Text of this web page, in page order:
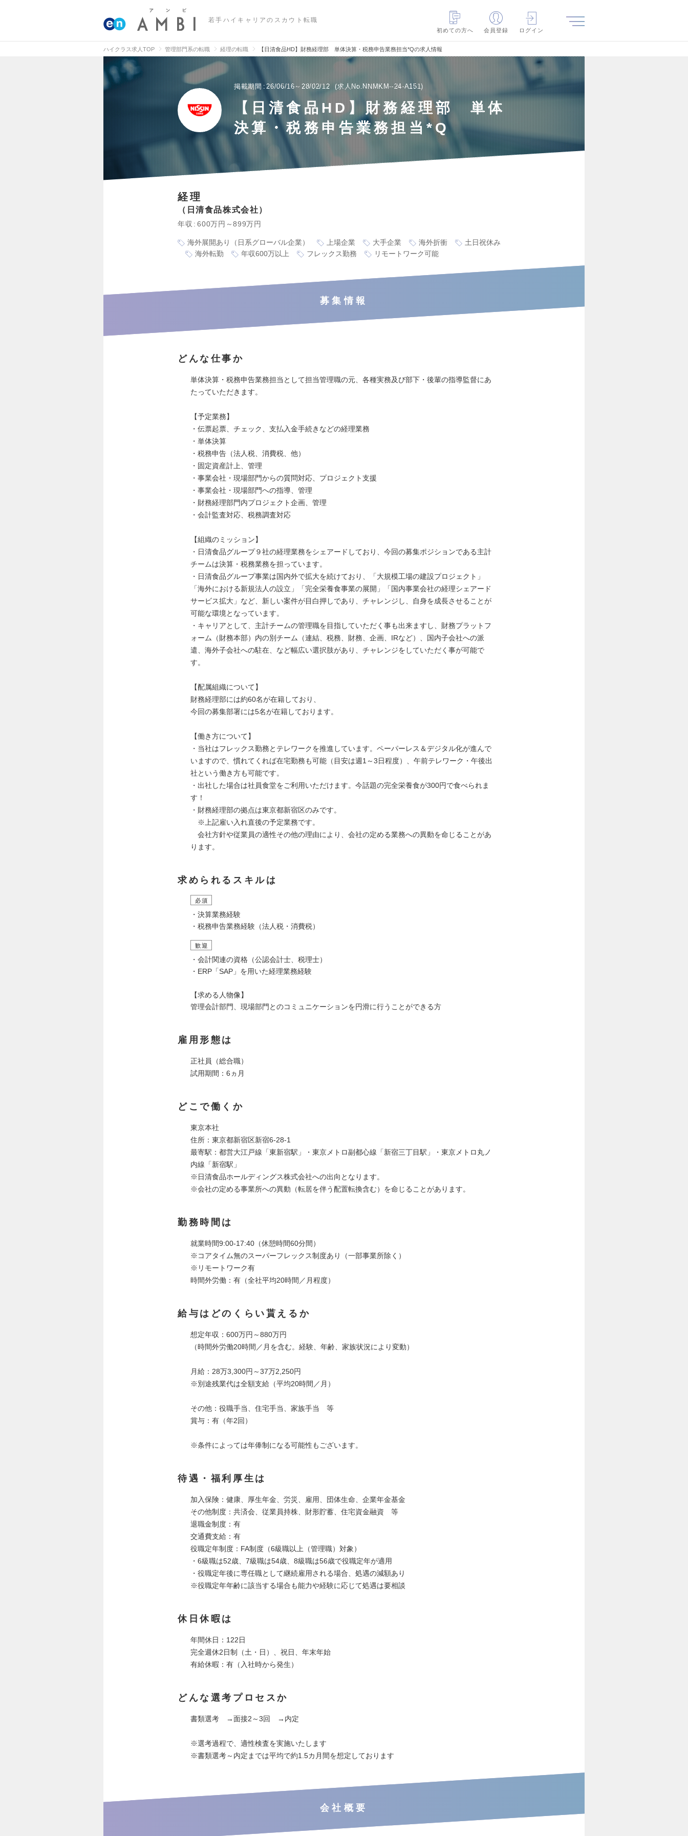
若手ハイキャリアのスカウト転職
初めての方へ
会員登録 ログイン
ハイクラス求人TOP 管理部門系の転職 経理の転職 【日清食品HD】財務経理部 単体決算・税務申告業務担当*Qの求人情報
掲載期間 26/06/16～28/02/12 求人No.NNMKM--24-A151
【日清食品HD】財務経理部 単体
決算・税務申告業務担当*Q
経理
日清食品株式会社
年収 600万円～899万円
海外展開あり（日系グローバル企業） 上場企業 大手企業 海外折衝
土日祝休み
海外転勤
年収600万以上 フレックス勤務 リモートワーク可能
募集情報
どんな仕事か
単体決算・税務申告業務担当として担当管理職の元、各種実務及び部下・後輩の指導監督にあ
たっていただきます。
【予定業務】
・伝票起票、チェック、支払入金手続きなどの経理業務
・単体決算
・税務申告（法人税、消費税、他）
・固定資産計上、管理
・事業会社・現場部門からの質問対応、プロジェクト支援
・事業会社・現場部門への指導、管理
・財務経理部門内プロジェクト企画、管理
・会計監査対応、税務調査対応
【組織のミッション】
・日清食品グループ９社の経理業務をシェアードしており、今回の募集ポジションである主計
チームは決算・税務業務を担っています。
・日清食品グループ事業は国内外で拡大を続けており、「大規模工場の建設プロジェクト」
「海外における新規法人の設立」「完全栄養食事業の展開」「国内事業会社の経理シェアード
サービス拡大」など、新しい案件が目白押しであり、チャレンジし、自身を成長させることが
可能な環境となっています。
・キャリアとして、主計チームの管理職を目指していただく事も出来ますし、財務プラットフ
ォーム（財務本部）内の別チーム（連結、税務、財務、企画、IRなど）、国内子会社への派
遣、海外子会社への駐在、など幅広い選択肢があり、チャレンジをしていただく事が可能で
す。
【配属組織について】
財務経理部には約60名が在籍しており、
今回の募集部署には5名が在籍しております。
【働き方について】
・当社はフレックス勤務とテレワークを推進しています。ペーパーレス＆デジタル化が進んで
いますので、慣れてくれば在宅勤務も可能（目安は週1～3日程度）、午前テレワーク・午後出
社という働き方も可能です。
・出社した場合は社員食堂をご利用いただけます。今話題の完全栄養食が300円で食べられま
す！
・財務経理部の拠点は東京都新宿区のみです。
※上記雇い入れ直後の予定業務です。
会社方針や従業員の適性その他の理由により、会社の定める業務への異動を命じることがあ
ります。
求められるスキルは
必須
・決算業務経験
・税務申告業務経験（法人税・消費税）
歓迎
・会計関連の資格（公認会計士、税理士）
・ERP「SAP」を用いた経理業務経験
【求める人物像】
管理会計部門、現場部門とのコミュニケーションを円滑に行うことができる方
雇用形態は
正社員（総合職）
試用期間：6ヵ月
どこで働くか
東京本社
住所：東京都新宿区新宿6-28-1
最寄駅：都営大江戸線「東新宿駅」・東京メトロ副都心線「新宿三丁目駅」・東京メトロ丸ノ
内線「新宿駅」
※日清食品ホールディングス株式会社への出向となります。
※会社の定める事業所への異動（転居を伴う配置転換含む）を命じることがあります。
勤務時間は
就業時間9:00-17:40（休憩時間60分間）
※コアタイム無のスーパーフレックス制度あり（一部事業所除く）
※リモートワーク有
時間外労働：有（全社平均20時間／月程度）
給与はどのくらい貰えるか
想定年収：600万円～880万円
（時間外労働20時間／月を含む。経験、年齢、家族状況により変動）
月給：28万3,300円～37万2,250円
※別途残業代は全額支給（平均20時間／月）
その他：役職手当、住宅手当、家族手当 等
賞与：有（年2回）
※条件によっては年俸制になる可能性もございます。
待遇・福利厚生は
加入保険：健康、厚生年金、労災、雇用、団体生命、企業年金基金
その他制度：共済会、従業員持株、財形貯蓄、住宅資金融資 等
退職金制度：有
交通費支給：有
役職定年制度：FA制度（6級職以上（管理職）対象）
・6級職は52歳、7級職は54歳、8級職は56歳で役職定年が適用
・役職定年後に専任職として継続雇用される場合、処遇の減額あり
※役職定年年齢に該当する場合も能力や経験に応じて処遇は要相談
休日休暇は
年間休日：122日
完全週休2日制（土・日）、祝日、年末年始
有給休暇：有（入社時から発生）
どんな選考プロセスか
書類選考 →面接2～3回 →内定
※選考過程で、適性検査を実施いたします
※書類選考～内定までは平均で約1.5カ月間を想定しております
会社概要